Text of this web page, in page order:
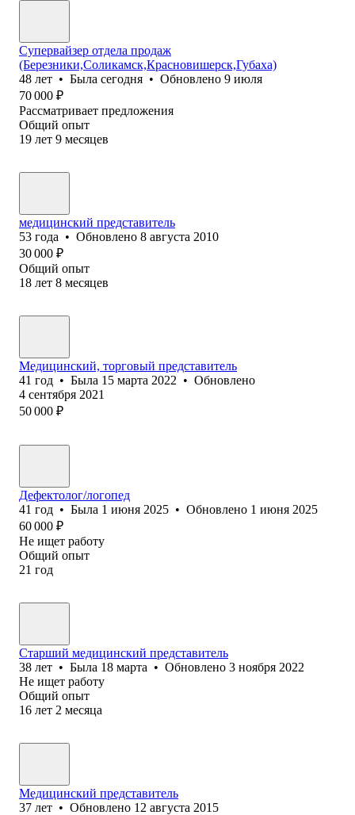
Супервайзер отдела продаж
(Березники,Соликамск,Красновишерск,Губаха)
48 лет • Была сегодня • Обновлено 9 июля
70 000 ₽
Рассматривает предложения
Общий опыт
19 лет 9 месяцев
медицинский представитель
53 года • Обновлено 8 августа 2010
30 000 ₽
Общий опыт
18 лет 8 месяцев
Медицинский, торговый представитель
41 год • Была 15 марта 2022 • Обновлено
4 сентября 2021
50 000 ₽
Дефектолог/логопед
41 год • Была 1 июня 2025 • Обновлено 1 июня 2025
60 000 ₽
Не ищет работу
Общий опыт
21 год
Старший медицинский представитель
38 лет • Была 18 марта • Обновлено 3 ноября 2022
Не ищет работу
Общий опыт
16 лет 2 месяца
Медицинский представитель
37 лет • Обновлено 12 августа 2015